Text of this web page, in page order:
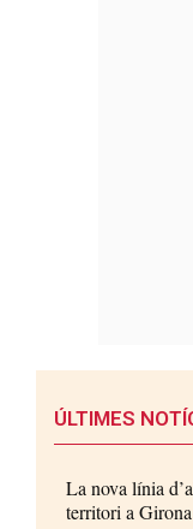
ÚLTIMES
La nova línia
territori a Girona